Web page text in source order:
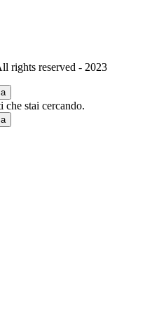
rights reserved - 2023
che stai cercando.